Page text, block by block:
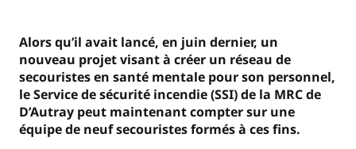
Alors qu’il avait lancé, en juin dernier, un
nouveau projet visant à créer un réseau de
secouristes en santé mentale pour son personnel,
le Service de sécurité incendie (SSI) de la MRC de
D’Autray peut maintenant compter sur une
équipe de neuf secouristes formés à ces fins.